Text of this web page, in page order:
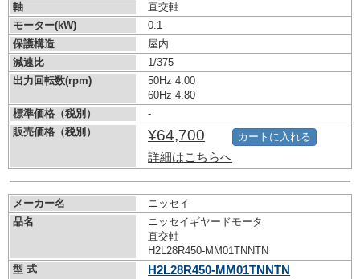
軸
直交軸
モーター(kW)
0.1
保護構造
屋内
減速比
1/375
出力回転数(rpm)
50Hz 4.00
60Hz 4.80
標準価格（税別）
-
販売価格（税別）
¥64,700
詳細はこちらへ
カートに入れる
メーカー名
ニッセイ
品名
ニッセイギヤードモータ
直交軸
H2L28R450-MM01TNNTN
型 式
H2L28R450-MM01TNNTN